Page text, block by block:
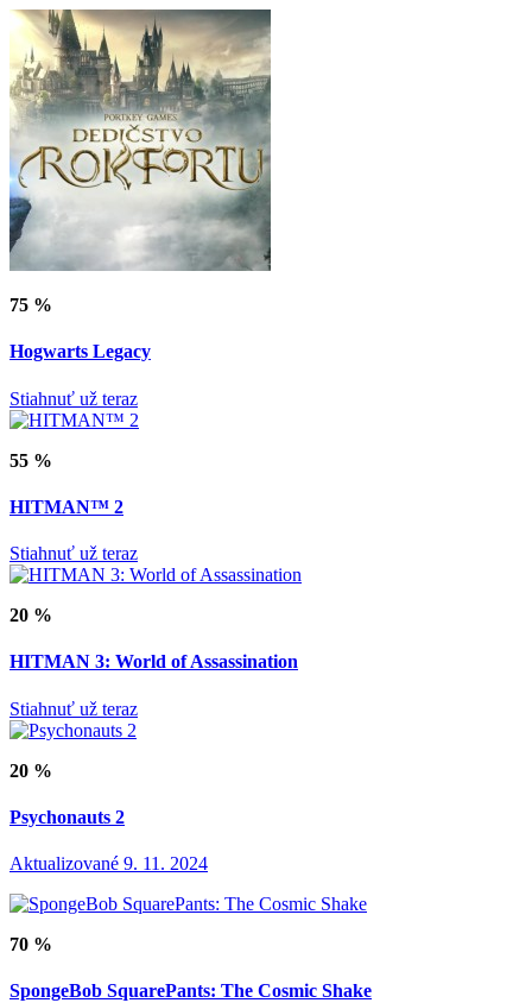
75 %
Hogwarts Legacy
Stiahnuť už teraz
55 %
HITMAN™ 2
Stiahnuť už teraz
20 %
HITMAN 3: World of Assassination
Stiahnuť už teraz
20 %
Psychonauts 2
Aktualizované 9. 11. 2024
70 %
SpongeBob SquarePants: The Cosmic Shake